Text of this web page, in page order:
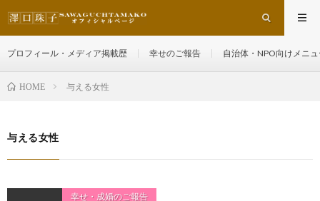
プロフィール・メディア掲載歴 幸せのご報告 自治体・NPO向けメニ
HOME 与える女性
与える女性
幸せ・成婚のご報告